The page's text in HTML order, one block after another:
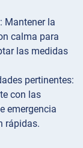
Mantener la
calma para
las medidas
pertinentes:
con las
emergencia
rápidas.